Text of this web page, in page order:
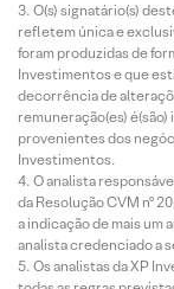
O(s) signatário(s)
refletem única e
foram produzidas de
Investimentos e que
decorrência de
remuneração(es)
provenientes dos
Investimentos.
O analista
da Resolução CVM nº
a indicação de mais um
analista credenciado a
Os analistas da XP